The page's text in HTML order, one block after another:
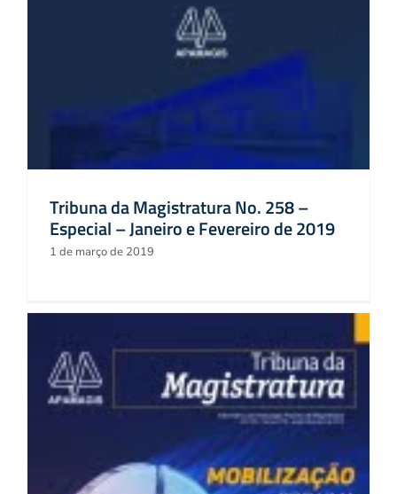
Tribuna da Magistratura No. 258 –
Especial – Janeiro e Fevereiro de 2019
1 de março de 2019